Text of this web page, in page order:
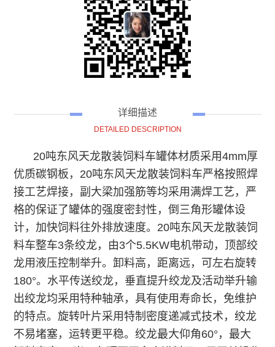
详细描述
DETAILED DESCRIPTION
20吨东风天龙散装饲料车罐体材质采用4mm厚
优质碳钢板，20吨东风天龙散装饲料车严格按照焊
接工艺焊接，副大梁加强筋等均采用满焊工艺，严
格的保证了罐体的强度密封性，倒三角形罐体设
计，加快饲料往外排放速度。20吨东风天龙散装饲
料车整车3条绞龙，由3个5.5KW电机带动，顶部绞
龙用液压控制举升。卸料高，距离远，可左右旋转
180°。水平传送绞龙，垂直提升绞龙及活动举升输
出绞龙均采用特种轴承，具有使用寿命长，免维护
的特点。旋转叶片采用特制密度递减式技术，绞龙
不易堵塞，运转更平稳。绞龙最大仰角60°，最大